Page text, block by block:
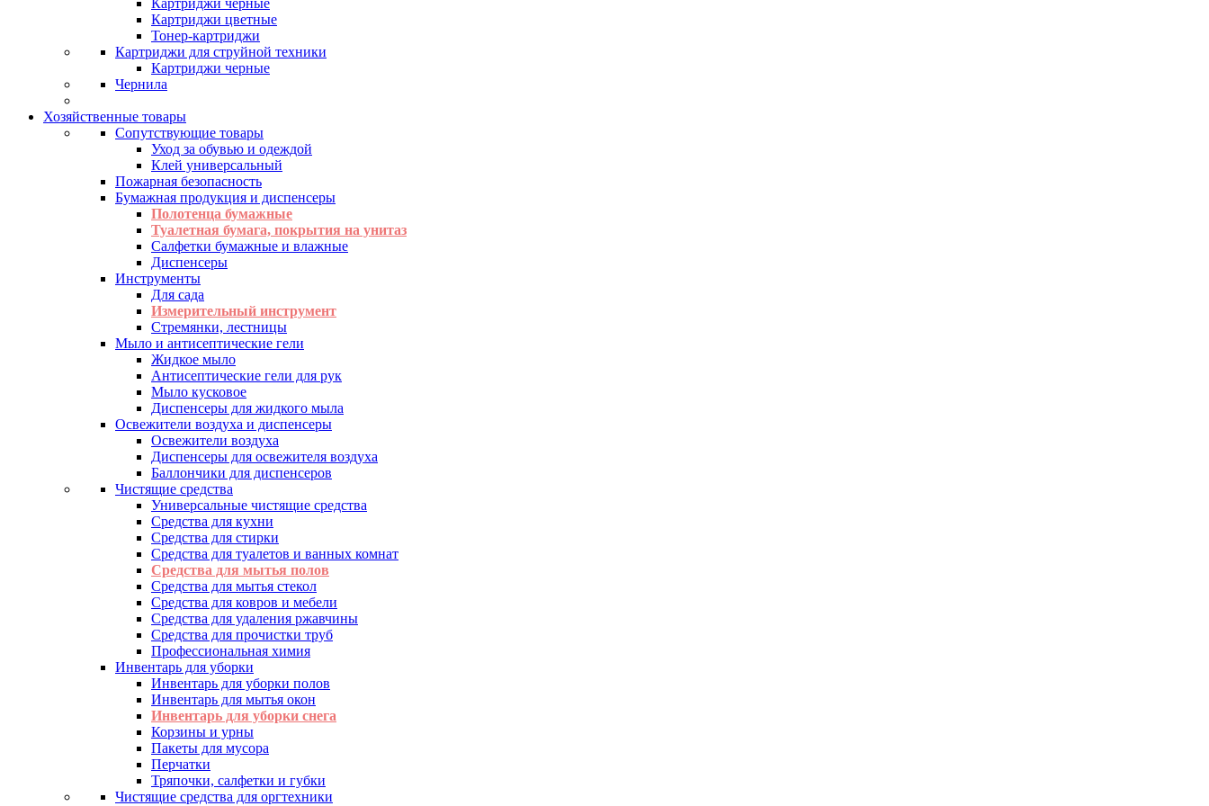
Картриджи черные
Картриджи цветные
Тонер-картриджи
Картриджи для струйной техники
Картриджи черные
Чернила
Хозяйственные товары
Сопутствующие товары
Уход за обувью и одеждой
Клей универсальный
Пожарная безопасность
Бумажная продукция и диспенсеры
Полотенца бумажные
Туалетная бумага, покрытия на унитаз
Салфетки бумажные и влажные
Диспенсеры
Инструменты
Для сада
Измерительный инструмент
Стремянки, лестницы
Мыло и антисептические гели
Жидкое мыло
Антисептические гели для рук
Мыло кусковое
Диспенсеры для жидкого мыла
Освежители воздуха и диспенсеры
Освежители воздуха
Диспенсеры для освежителя воздуха
Баллончики для диспенсеров
Чистящие средства
Универсальные чистящие средства
Средства для кухни
Средства для стирки
Средства для туалетов и ванных комнат
Средства для мытья полов
Средства для мытья стекол
Средства для ковров и мебели
Средства для удаления ржавчины
Средства для прочистки труб
Профессиональная химия
Инвентарь для уборки
Инвентарь для уборки полов
Инвентарь для мытья окон
Инвентарь для уборки снега
Корзины и урны
Пакеты для мусора
Перчатки
Тряпочки, салфетки и губки
Чистящие средства для оргтехники